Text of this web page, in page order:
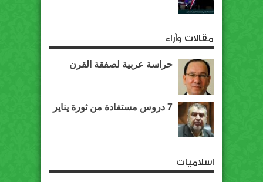
مقالات وآراء
حراسة عربية لصفقة القرن
7 دروس مستفادة من ثورة يناير
اسلاميات